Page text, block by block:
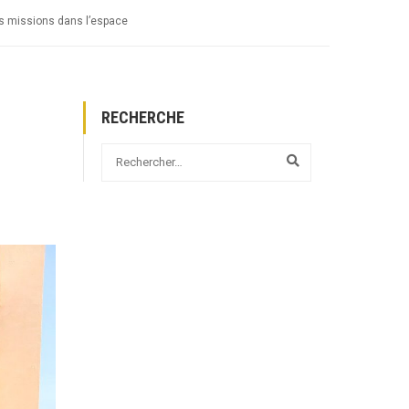
missions dans l’espace
RECHERCHE